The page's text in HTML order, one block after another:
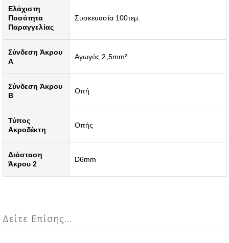
Ελάχιστη
Ποσότητα
Παραγγελίας
Συσκευασία 100τεμ.
Σύνδεση Άκρου
A
Αγωγός 2,5mm²
Σύνδεση Άκρου
B
Οπή
Τύπος
Ακροδέκτη
Οπής
Διάσταση
Άκρου 2
D6mm
Δείτε Επίσης...